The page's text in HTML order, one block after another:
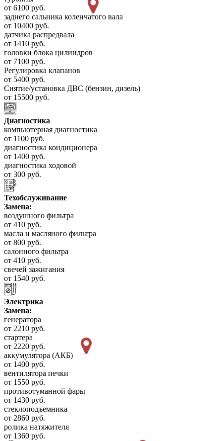
от 6100 руб.
заднего сальника коленчатого вала
от 10400 руб.
датчика распредвала
от 1410 руб.
головки блока цилиндров
от 7100 руб.
Регулировка клапанов
от 5400 руб.
Снятие/установка ДВС (бензин, дизель)
от 15500 руб.
Диагностика
компьютерная диагностика
от 1100 руб.
диагностика кондиционера
от 1400 руб.
диагностика ходовой
от 300 руб.
Техобслуживание
Замена:
воздушного фильтра
от 410 руб.
масла и масляного фильтра
от 800 руб.
салонного фильтра
от 410 руб.
свечей зажигания
от 1540 руб.
Электрика
Замена:
генератора
от 2210 руб.
стартера
от 2220 руб.
аккумулятора (АКБ)
от 1400 руб.
вентилятора печки
от 1550 руб.
противотуманной фары
от 1430 руб.
стеклоподъемника
от 2860 руб.
ролика натяжителя
от 1360 руб.